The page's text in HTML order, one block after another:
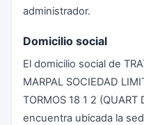
administrador.
Domicilio social
El domicilio social de
MARPAL SOCIEDAD
TORMOS 18 1 2
encuentra ubicada la